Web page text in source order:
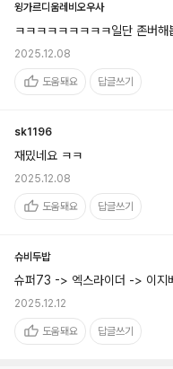
윙가르디움레비오우사
ㅋㅋㅋㅋㅋㅋㅋㅋㅋ일단 존버해
2025.12.08
도움돼요 답글쓰기
sk1196
재밌네요 ㅋㅋ
2025.12.08
도움돼요 답글쓰기
슈비두밥
슈퍼73 -> 엑스라이더 -> 이지
2025.12.12
도움돼요 답글쓰기